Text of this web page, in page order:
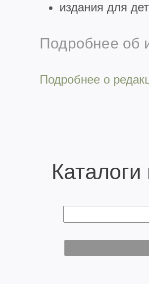
издания для
Подробнее об
Подробнее о